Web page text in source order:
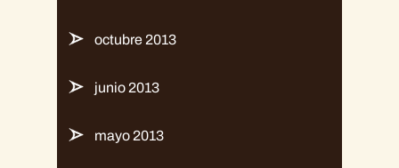
octubre 2013
junio 2013
mayo 2013